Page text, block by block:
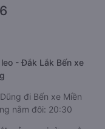
- Đắk Lắk Bến xe
đi Bến xe Miền
nằm đôi: 20:30